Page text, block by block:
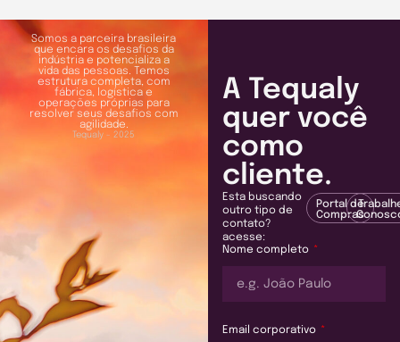
Somos a parceira brasileira
que encara os desafios da
indústria e potencializa a
vida das pessoas. Temos
estrutura completa, com
fábrica, logística e
operações próprias para
resolver seus desafios com
agilidade.
Tequaly - 2025
A Tequaly
quer você
como
cliente.
Esta buscando
outro tipo de
contato?
acesse:
Portal de
Compras
Nome completo
Email corporativo